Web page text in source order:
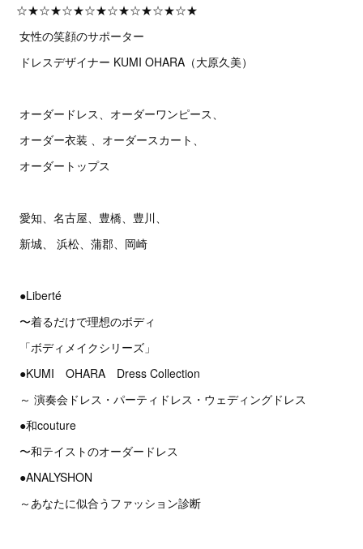
☆★☆★☆★☆★☆★☆★☆★☆★
女性の笑顔のサポーター
ドレスデザイナー KUMI OHARA（大原久美）
オーダードレス、オーダーワンピース、
オーダー衣装 、オーダースカート、
オーダートップス
愛知、名古屋、豊橋、豊川、
新城、 浜松、蒲郡、岡崎
●Liberté
〜着るだけで理想のボディ
「ボディメイクシリーズ」
●KUMI OHARA Dress Collection
～ 演奏会ドレス・パーティドレス・ウェディングドレス
●和couture
〜和テイストのオーダードレス
●ANALYSHON
～あなたに似合うファッション診断